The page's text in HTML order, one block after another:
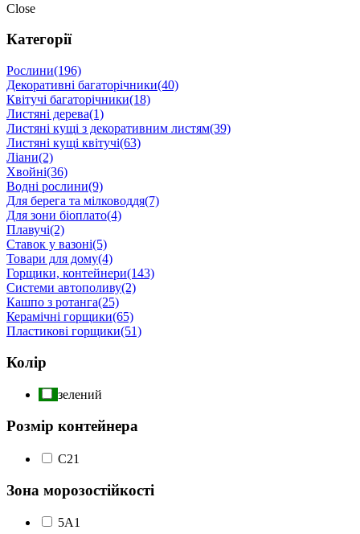
Close
Категорії
Рослини(196)
Декоративні багаторічники(40)
Квітучі багаторічники(18)
Листяні дерева(1)
Листяні кущі з декоративним листям(39)
Листяні кущі квітучі(63)
Ліани(2)
Хвойні(36)
Водні рослини(9)
Для берега та мілководдя(7)
Для зони біоплато(4)
Плавучі(2)
Ставок у вазоні(5)
Товари для дому(4)
Горщики, контейнери(143)
Системи автополиву(2)
Кашпо з ротанга(25)
Керамічні горщики(65)
Пластикові горщики(51)
Колір
зелений
Розмір контейнера
С21
Зона морозостійкості
5А1